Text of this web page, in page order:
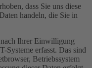
dass Sie uns diese
handeln, die Sie in
Ihrer Einwilligung
Systeme erfasst. Das sind
Betriebssystem